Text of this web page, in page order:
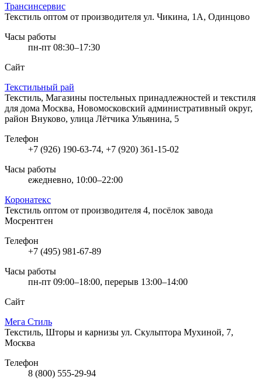
Трансинсервис
Текстиль оптом от производителя ул. Чикина, 1А, Одинцово
Часы работы
пн-пт 08:30–17:30
Сайт
Текстильный рай
Текстиль, Магазины постельных принадлежностей и текстиля
для дома Москва, Новомосковский административный округ,
район Внуково, улица Лётчика Ульянина, 5
Телефон
+7 (926) 190-63-74, +7 (920) 361-15-02
Часы работы
ежедневно, 10:00–22:00
Коронатекс
Текстиль оптом от производителя 4, посёлок завода
Мосрентген
Телефон
+7 (495) 981-67-89
Часы работы
пн-пт 09:00–18:00, перерыв 13:00–14:00
Сайт
Мега Стиль
Текстиль, Шторы и карнизы ул. Скульптора Мухиной, 7,
Москва
Телефон
8 (800) 555-29-94